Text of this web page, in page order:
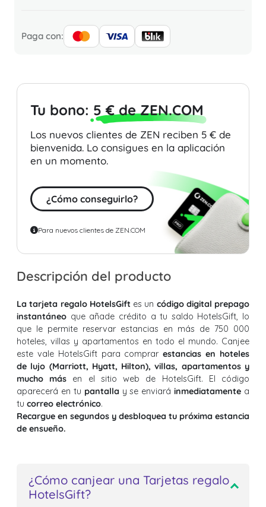
Paga con:
Tu bono: 5 € de ZEN.COM
Los nuevos clientes de ZEN reciben 5 € de
bienvenida. Lo consigues en la aplicación
en un momento.
¿Cómo conseguirlo?
Para nuevos clientes de ZEN.COM
Descripción del producto
La tarjeta regalo HotelsGiftes un código digital prepago
instantáneo que añade crédito a tu saldo HotelsGift, lo
que le permite reservar estancias en más de 750 000
hoteles, villas y apartamentos en todo el mundo. Canjee
este vale HotelsGift para comprarestancias en hoteles
de lujo (Marriott, Hyatt, Hilton), villas, apartamentos y
mucho más en el sitio web de HotelsGift. El código
aparecerá en tu pantallay se enviaráinmediatamente a
tu correo electrónico.
Recargue en segundos y desbloquea tu próxima estancia
de ensueño.
¿Cómo canjear una Tarjetas regalo
HotelsGift?